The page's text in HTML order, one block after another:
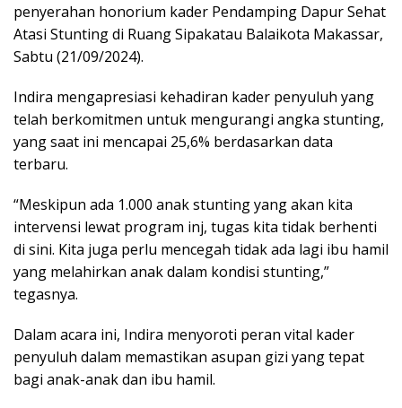
penyerahan honorium kader Pendamping Dapur Sehat
Atasi Stunting di Ruang Sipakatau Balaikota Makassar,
Sabtu (21/09/2024).
Indira mengapresiasi kehadiran kader penyuluh yang
telah berkomitmen untuk mengurangi angka stunting,
yang saat ini mencapai 25,6% berdasarkan data
terbaru.
“Meskipun ada 1.000 anak stunting yang akan kita
intervensi lewat program inj, tugas kita tidak berhenti
di sini. Kita juga perlu mencegah tidak ada lagi ibu hamil
yang melahirkan anak dalam kondisi stunting,”
tegasnya.
Dalam acara ini, Indira menyoroti peran vital kader
penyuluh dalam memastikan asupan gizi yang tepat
bagi anak-anak dan ibu hamil.